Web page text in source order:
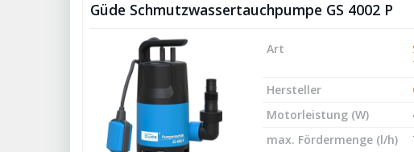
Güde Schmutzwassertauchpumpe GS 4002 P
Art
Hersteller
Motorleistung (W)
max. Fördermenge (l/h)